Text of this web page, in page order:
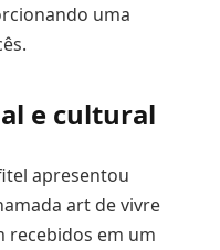
uma
e cultural
apresentou
art de vivre
recebidos em um